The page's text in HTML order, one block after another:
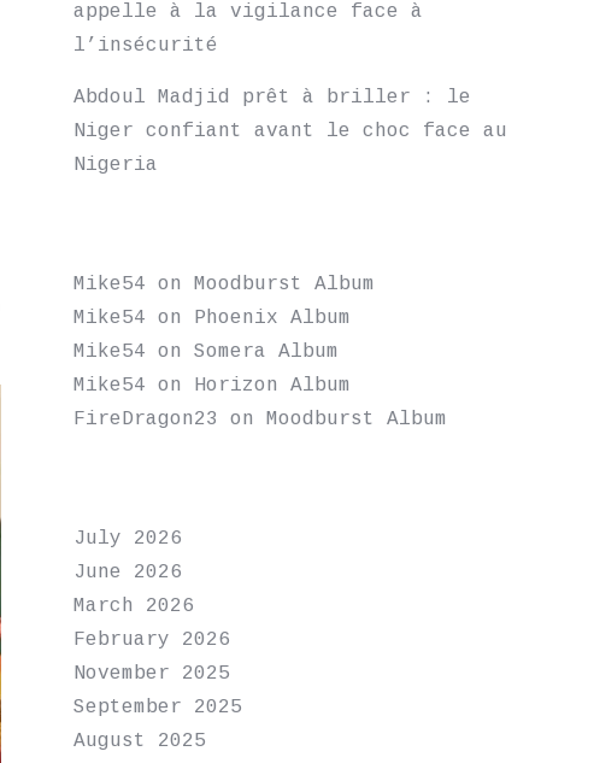
appelle à la vigilance face à
l’insécurité
Abdoul Madjid prêt à briller : le
Niger confiant avant le choc face au
Nigeria
Mike54 on Moodburst Album
Mike54 on Phoenix Album
Mike54 on Somera Album
Mike54 on Horizon Album
FireDragon23
on Moodburst Album
July 2026
June 2026
March 2026
February 2026
November 2025
September 2025
August 2025